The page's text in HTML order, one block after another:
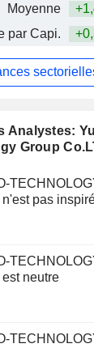
Analystes:
Group
pas
neutre
Moyenne
par Capi.